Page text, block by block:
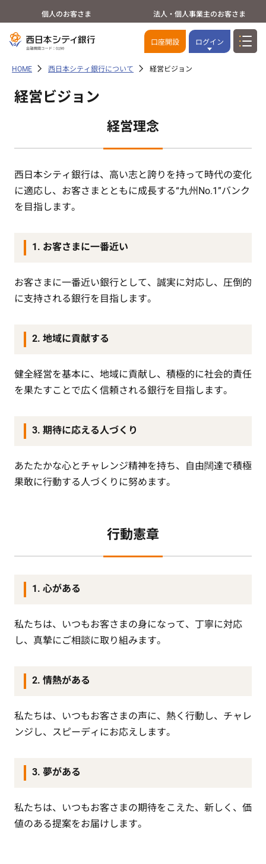
個人のお客さま 法人・個人事業主のお客さま
口座開設 ログイン
HOME 西日本シティ銀行について 経営ビジョン
経営ビジョン
経営理念
西日本シティ銀行は、高い志と誇りを持って時代の変化
に適応し、お客さまとともに成長する“九州No.1”バンク
を目指します。
1. お客さまに一番近い
お客さまに一番近い銀行として、誠実に対応し、圧倒的
に支持される銀行を目指します。
2. 地域に貢献する
健全経営を基本に、地域に貢献し、積極的に社会的責任
を果たすことで広く信頼される銀行を目指します。
3. 期待に応える人づくり
あたたかな心とチャレンジ精神を持ち、自由闊達で積極
果敢に行動する人づくりに努めます。
行動憲章
1. 心がある
私たちは、いつもお客さまの身になって、丁寧に対応
し、真摯にご相談に取り組みます。
2. 情熱がある
私たちは、いつもお客さまの声に、熱く行動し、チャレ
ンジし、スピーディにお応えします。
3. 夢がある
私たちは、いつもお客さまの期待をこえた、新しく、価
値のある提案をお届けします。